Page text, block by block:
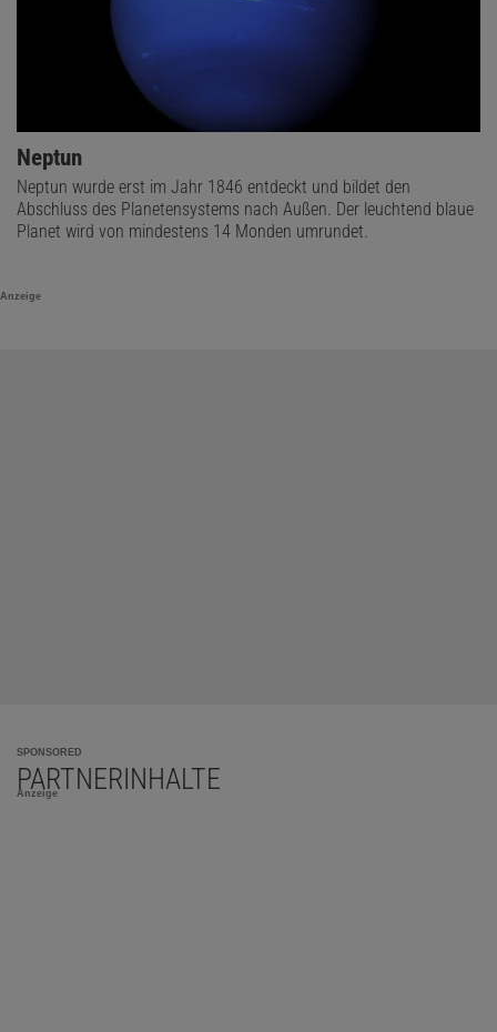
Neptun
Neptun wurde erst im Jahr 1846 entdeckt und bildet den
Abschluss des Planetensystems nach Außen. Der leuchtend blaue
Planet wird von mindestens 14 Monden umrundet.
Anzeige
SPONSORED
PARTNERINHALTE
Anzeige